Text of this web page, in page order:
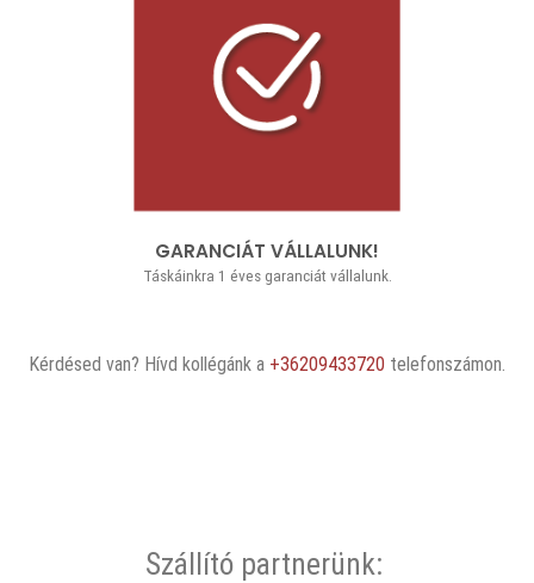
GARANCIÁT VÁLLALUNK!
Táskáinkra 1 éves garanciát vállalunk.
Kérdésed van? Hívd kollégánk a +36209433720 telefonszámon.
Szállító partnerünk: